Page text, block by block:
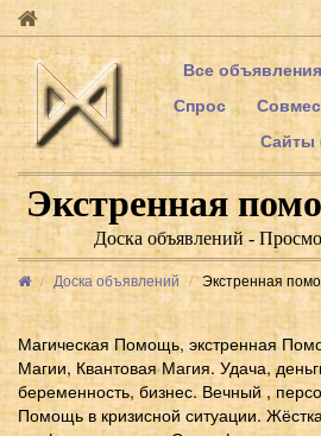
Все объявления
Спрос
Сайты
Экстренная
Доска объявлений -
Доска объявлений
Экстренная
Магическая Помощь, экстренная
Магии, Квантовая Магия. Удача,
беременность, бизнес. Вечный ,
Помощь в кризисной ситуации.